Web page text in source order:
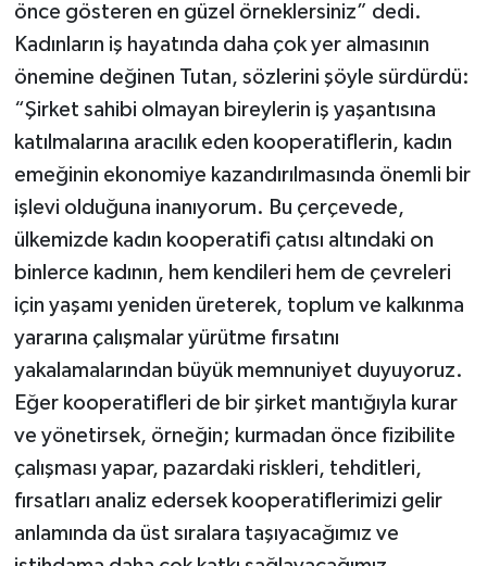
önce gösteren en güzel örneklersiniz” dedi.
Kadınların iş hayatında daha çok yer almasının
önemine değinen Tutan, sözlerini şöyle sürdürdü:
“Şirket sahibi olmayan bireylerin iş yaşantısına
katılmalarına aracılık eden kooperatiflerin, kadın
emeğinin ekonomiye kazandırılmasında önemli bir
işlevi olduğuna inanıyorum. Bu çerçevede,
ülkemizde kadın kooperatifi çatısı altındaki on
binlerce kadının, hem kendileri hem de çevreleri
için yaşamı yeniden üreterek, toplum ve kalkınma
yararına çalışmalar yürütme fırsatını
yakalamalarından büyük memnuniyet duyuyoruz.
Eğer kooperatifleri de bir şirket mantığıyla kurar
ve yönetirsek, örneğin; kurmadan önce fizibilite
çalışması yapar, pazardaki riskleri, tehditleri,
fırsatları analiz edersek kooperatiflerimizi gelir
anlamında da üst sıralara taşıyacağımız ve